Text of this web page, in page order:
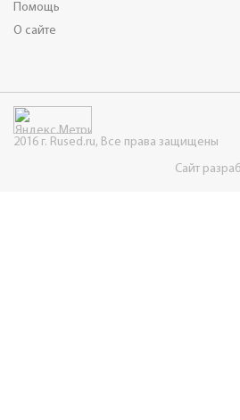
Помощь
О сайте
2016 г. Rused.ru, Все права защищены
Сайт